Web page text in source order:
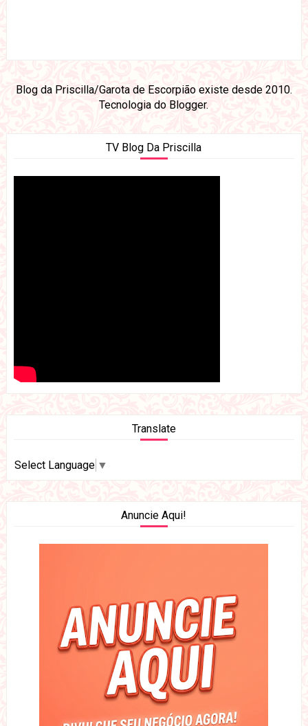
Blog da Priscilla/Garota de Escorpião existe desde 2010.
Tecnologia do Blogger.
TV Blog Da Priscilla
Translate
Select Language ▼
Anuncie Aqui!